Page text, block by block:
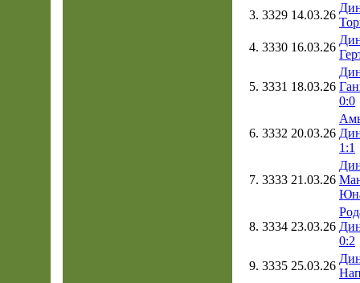
3. 3329 14.03.26
4. 3330 16.03.26
5. 3331 18.03.26
0:0
6. 3332 20.03.26
1:1
7. 3333 21.03.26
8. 3334 23.03.26
0:2
9. 3335 25.03.26